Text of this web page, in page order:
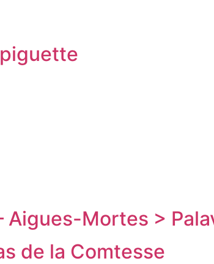
Aigues-Mortes >
de la Comtesse